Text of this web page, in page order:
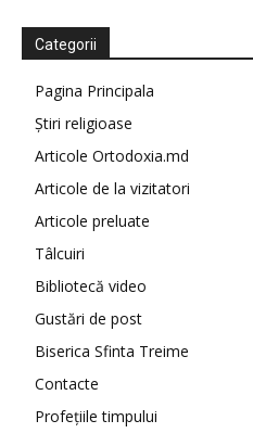
Categorii
Pagina Principala
Știri religioase
Articole Ortodoxia.md
Articole de la vizitatori
Articole preluate
Tâlcuiri
Bibliotecă video
Gustări de post
Biserica Sfinta Treime
Contacte
Profețiile timpului